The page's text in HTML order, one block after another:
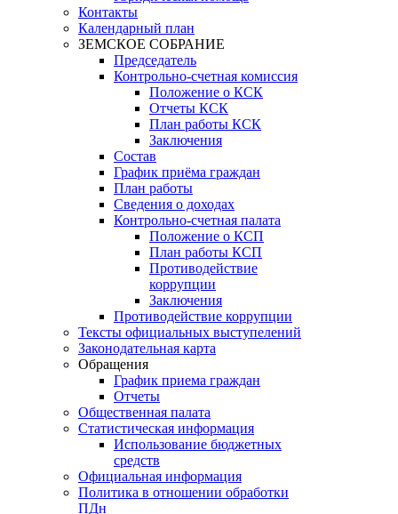
Контакты
Календарный план
ЗЕМСКОЕ СОБРАНИЕ
Председатель
Контрольно-счетная комиссия
Положение о КСК
Отчеты КСК
План работы КСК
Заключения
Состав
График приёма граждан
План работы
Сведения о доходах
Контрольно-счетная палата
Положение о КСП
План работы КСП
Противодействие
коррупции
Заключения
Противодействие коррупции
Тексты официальных выступелений
Законодательная карта
Обращения
График приема граждан
Отчеты
Общественная палата
Статистическая информация
Использование бюджетных
средств
Официальная информация
Политика в отношении обработки
ПДн